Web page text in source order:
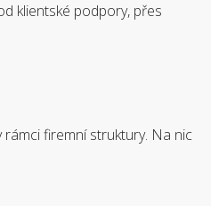
klientské podpory, přes
rámci firemní struktury. Na nic